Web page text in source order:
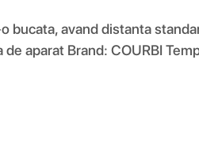
avand distanta
aparat Brand: COURBI